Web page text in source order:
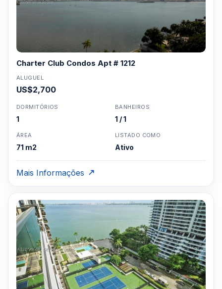
Charter Club Condos Apt # 1212
ALUGUEL
US$2,700
DORMITÓRIOS
1
BANHEIROS
1 / 1
ÁREA
71 m2
LISTADO COMO
Ativo
Mais Informações